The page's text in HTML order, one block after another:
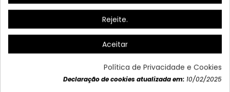
Lâmpadas recomendadas:
Rejeite.
Aceitar
Política de Privacidade e Cookies
Declaração de cookies atualizada em: 10/02/2025